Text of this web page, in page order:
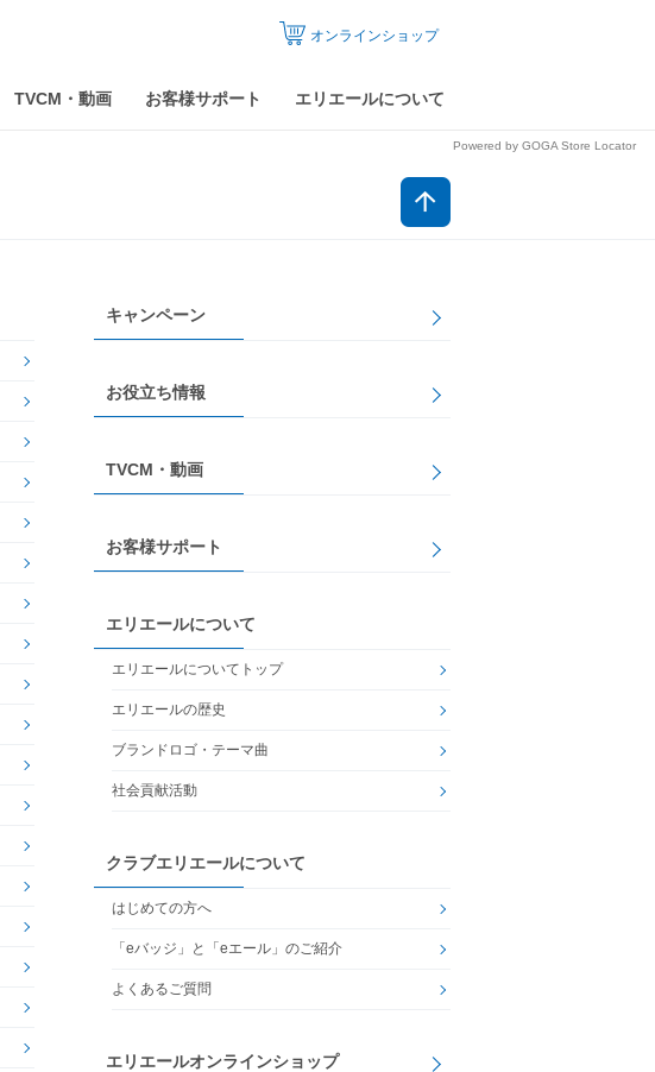
TVCM・動画 お客様サポート エリエールについて
オンラインショップ
Powered by GOGA Store Locator
キャンペーン
お役立ち情報
TVCM・動画
お客様サポート
エリエールについて
エリエールについてトップ
エリエールの歴史
ブランドロゴ・テーマ曲
社会貢献活動
クラブエリエールについて
はじめての方へ
「eバッジ」と「eエール」のご紹介
よくあるご質問
エリエールオンラインショップ